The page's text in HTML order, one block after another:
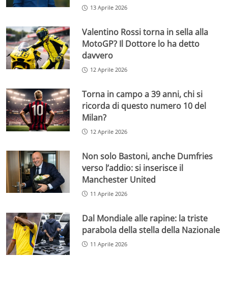
13 Aprile 2026
Valentino Rossi torna in sella alla
MotoGP? Il Dottore lo ha detto
davvero
12 Aprile 2026
Torna in campo a 39 anni, chi si
ricorda di questo numero 10 del
Milan?
12 Aprile 2026
Non solo Bastoni, anche Dumfries
verso l’addio: si inserisce il
Manchester United
11 Aprile 2026
Dal Mondiale alle rapine: la triste
parabola della stella della Nazionale
11 Aprile 2026